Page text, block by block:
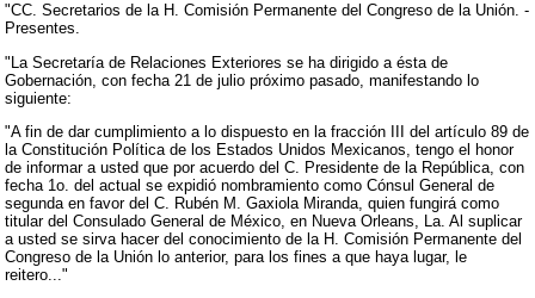
"CC. Secretarios de la H. Comisión Permanente del Congreso de la Unión. -
Presentes.
"La Secretaría de Relaciones Exteriores se ha dirigido a ésta de
Gobernación, con fecha 21 de julio próximo pasado, manifestando lo
siguiente:
"A fin de dar cumplimiento a lo dispuesto en la fracción III del artículo 89 de
la Constitución Política de los Estados Unidos Mexicanos, tengo el honor
de informar a usted que por acuerdo del C. Presidente de la República, con
fecha 1o. del actual se expidió nombramiento como Cónsul General de
segunda en favor del C. Rubén M. Gaxiola Miranda, quien fungirá como
titular del Consulado General de México, en Nueva Orleans, La. Al suplicar
a usted se sirva hacer del conocimiento de la H. Comisión Permanente del
Congreso de la Unión lo anterior, para los fines a que haya lugar, le
reitero..."